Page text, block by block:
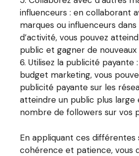
influenceurs : en collaborant
marques ou influenceurs
d’activité, vous pouvez
public et gagner de nouveaux
Utilisez la publicité payante
budget marketing, vous
publicité payante sur les
atteindre un public plus
nombre de followers sur vos
En appliquant ces différentes
cohérence et patience, vous